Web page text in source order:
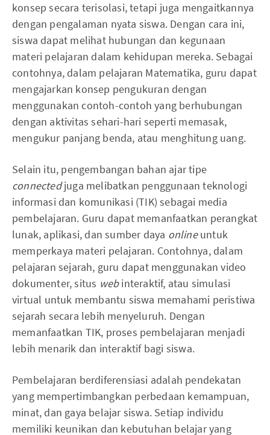
konsep secara terisolasi, tetapi juga mengaitkannya
dengan pengalaman nyata siswa. Dengan cara ini,
siswa dapat melihat hubungan dan kegunaan
materi pelajaran dalam kehidupan mereka. Sebagai
contohnya, dalam pelajaran Matematika, guru dapat
mengajarkan konsep pengukuran dengan
menggunakan contoh-contoh yang berhubungan
dengan aktivitas sehari-hari seperti memasak,
mengukur panjang benda, atau menghitung uang.
Selain itu, pengembangan bahan ajar tipe
connectedjuga melibatkan penggunaan teknologi
informasi dan komunikasi (TIK) sebagai media
pembelajaran. Guru dapat memanfaatkan perangkat
lunak, aplikasi, dan sumber daya onlineuntuk
memperkaya materi pelajaran. Contohnya, dalam
pelajaran sejarah, guru dapat menggunakan video
dokumenter, situs webinteraktif, atau simulasi
virtual untuk membantu siswa memahami peristiwa
sejarah secara lebih menyeluruh. Dengan
memanfaatkan TIK, proses pembelajaran menjadi
lebih menarik dan interaktif bagi siswa.
Pembelajaran berdiferensiasi adalah pendekatan
yang mempertimbangkan perbedaan kemampuan,
minat, dan gaya belajar siswa. Setiap individu
memiliki keunikan dan kebutuhan belajar yang